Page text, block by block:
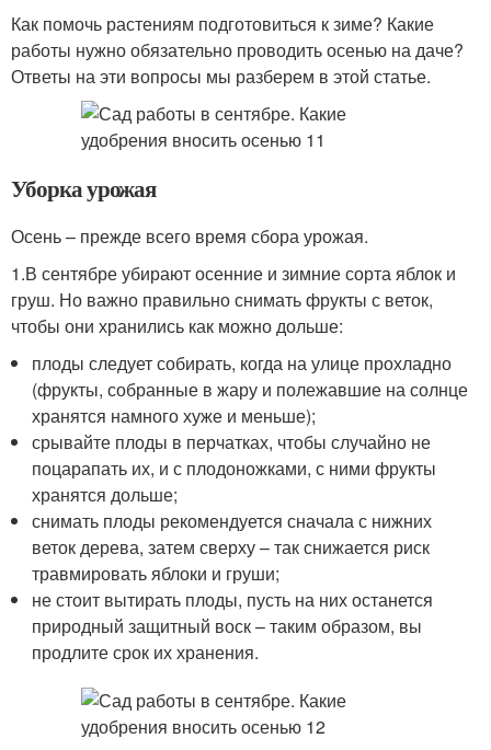
Как помочь растениям подготовиться к зиме? Какие
работы нужно обязательно проводить осенью на даче?
Ответы на эти вопросы мы разберем в этой статье.
Уборка урожая
Осень – прежде всего время сбора урожая.
1.В сентябре убирают осенние и зимние сорта яблок и
груш. Но важно правильно снимать фрукты с веток,
чтобы они хранились как можно дольше:
плоды следует собирать, когда на улице прохладно
(фрукты, собранные в жару и полежавшие на солнце
хранятся намного хуже и меньше);
срывайте плоды в перчатках, чтобы случайно не
поцарапать их, и с плодоножками, с ними фрукты
хранятся дольше;
снимать плоды рекомендуется сначала с нижних
веток дерева, затем сверху – так снижается риск
травмировать яблоки и груши;
не стоит вытирать плоды, пусть на них останется
природный защитный воск – таким образом, вы
продлите срок их хранения.